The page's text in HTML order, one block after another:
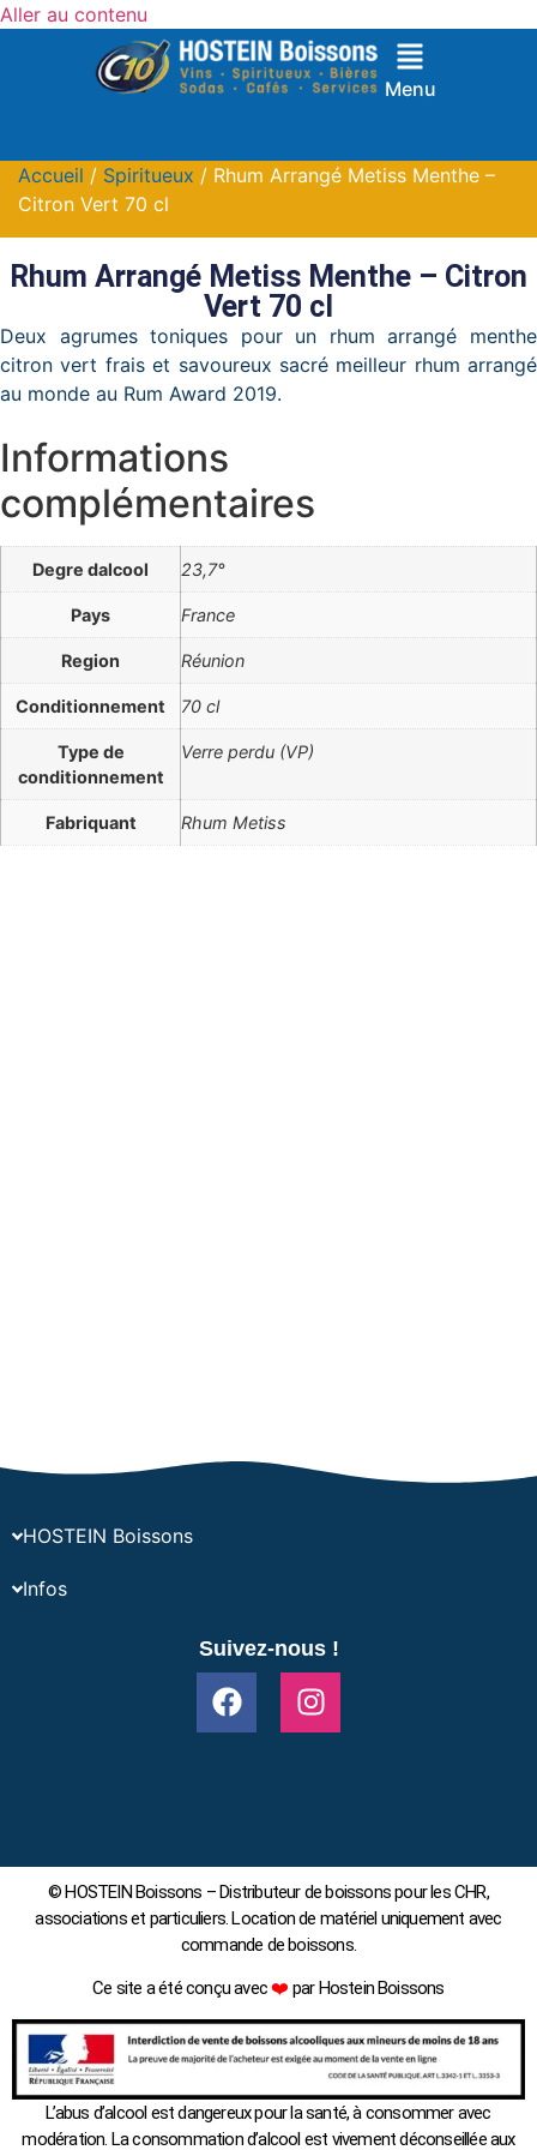
Aller au contenu
Menu
Accueil / Spiritueux / Rhum Arrangé Metiss Menthe –
Citron Vert 70 cl
Rhum Arrangé Metiss Menthe – Citron
Vert 70 cl
Deux agrumes toniques pour un rhum arrangé menthe
citron vert frais et savoureux sacré meilleur rhum arrangé
au monde au Rum Award 2019.
Informations
complémentaires
Degre dalcool 23,7°
Pays France
Region Réunion
Conditionnement 70 cl
Type de
conditionnement
Verre perdu (VP)
Fabriquant Rhum Metiss
HOSTEIN Boissons
Infos
Suivez-nous !
© HOSTEIN Boissons – Distributeur de boissons pour les CHR,
associations et particuliers. Location de matériel uniquement avec
commande de boissons.
Ce site a été conçu avec❤️ par Hostein Boissons
L’abus d’alcool est dangereux pour la santé, à consommer avec
modération. La consommation d’alcool est vivement déconseillée aux